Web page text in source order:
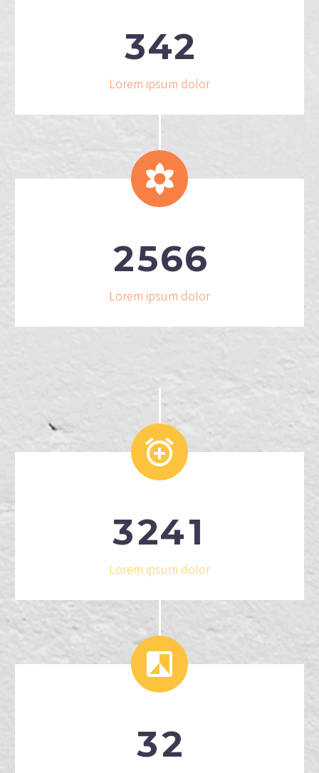
342
Lorem ipsum dolor


2566
Lorem ipsum dolor


3241
Lorem ipsum dolor


32